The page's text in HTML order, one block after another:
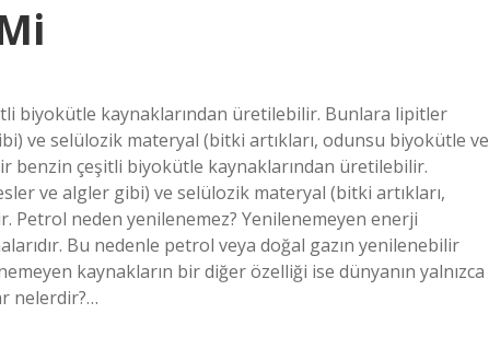
biyokütle kaynaklarından üretilebilir. Bunlara lipitler
ve selülozik materyal (bitki artıkları, odunsu biyokütle ve
benzin çeşitli biyokütle kaynaklarından üretilebilir.
ve algler gibi) ve selülozik materyal (bitki artıkları,
neden yenilenemez? Yenilenemeyen enerji
Bu nedenle petrol veya doğal gazın yenilenebilir
kaynakların bir diğer özelliği ise dünyanın yalnızca
nelerdir?…